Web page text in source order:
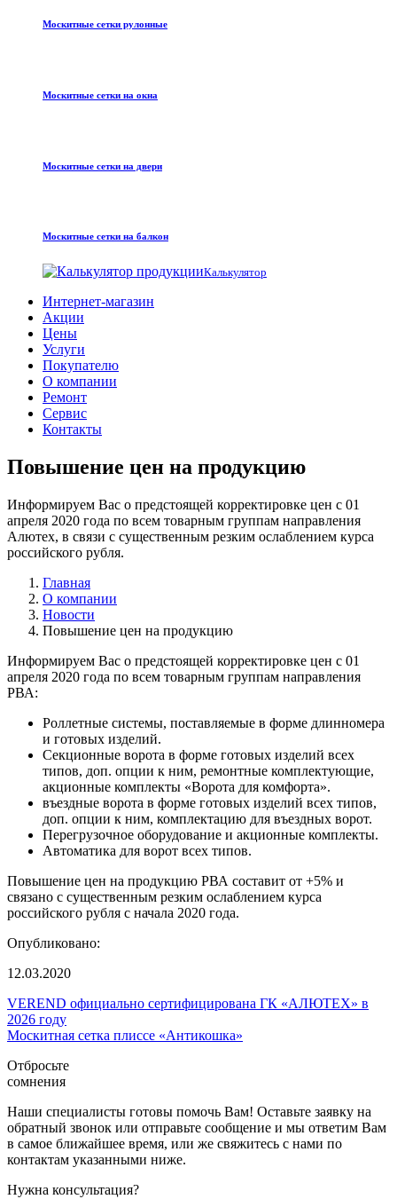
Москитные сетки рулонные
Москитные сетки на окна
Москитные сетки на двери
Москитные сетки на балкон
Калькулятор
Интернет-магазин
Акции
Цены
Услуги
Покупателю
О компании
Ремонт
Сервис
Контакты
Повышение цен на продукцию
Информируем Вас о предстоящей корректировке цен с 01
апреля 2020 года по всем товарным группам направления
Алютех, в связи с существенным резким ослаблением курса
российского рубля.
Главная
О компании
Новости
Повышение цен на продукцию
Информируем Вас о предстоящей корректировке цен с 01
апреля 2020 года по всем товарным группам направления
РВА:
Роллетные системы, поставляемые в форме длинномера
и готовых изделий.
Секционные ворота в форме готовых изделий всех
типов, доп. опции к ним, ремонтные комплектующие,
акционные комплекты «Ворота для комфорта».
въездные ворота в форме готовых изделий всех типов,
доп. опции к ним, комплектацию для въездных ворот.
Перегрузочное оборудование и акционные комплекты.
Автоматика для ворот всех типов.
Повышение цен на продукцию РВА составит от +5% и
связано с существенным резким ослаблением курса
российского рубля с начала 2020 года.
Опубликовано:
12.03.2020
VEREND официально сертифицирована ГК «АЛЮТЕХ» в
2026 году
Москитная сетка плиссе «Антикошка»
Отбросьте
сомнения
Наши специалисты готовы помочь Вам! Оставьте заявку на
обратный звонок или отправьте сообщение и мы ответим Вам
в самое ближайшее время, или же свяжитесь с нами по
контактам указанными ниже.
Нужна консультация?